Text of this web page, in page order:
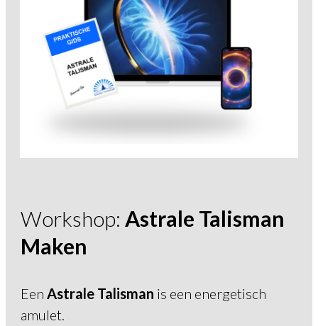
Workshop: Astrale Talisman
Maken
Een Astrale Talisman is een energetisch
amulet.